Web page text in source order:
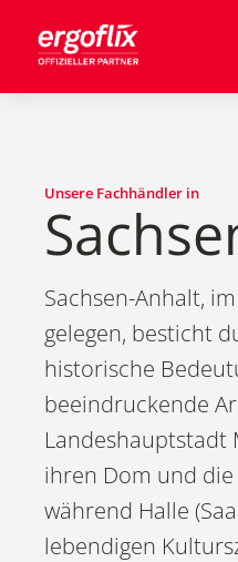
Unsere Fachhändler in
Sachsen-Anhalt,
gelegen, besticht
historische
beeindruckende
Landeshauptstadt
ihren Dom und
während Halle
lebendigen